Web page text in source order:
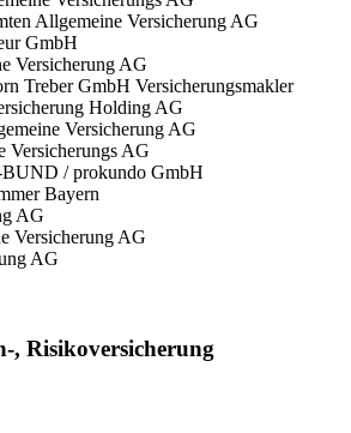
Allgemeine Versicherung AG
GmbH
Versicherung AG
Treber GmbH Versicherungsmakler
Holding AG
Versicherung AG
AG
/ prokundo GmbH
Bayern
AG
Versicherung AG
AG
, Risikoversicherung